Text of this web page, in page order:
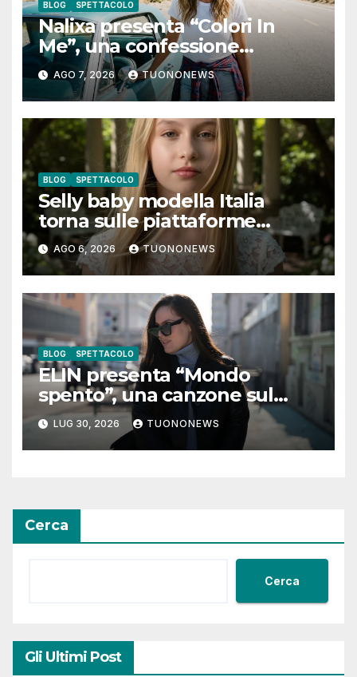
BLOG SPETTACOLO
Nalixa presenta “Colori In
Me”, una confessione
notturna tra identità e libertà
AGO 7, 2026 TUONONEWS
BLOG SPETTACOLO
Selly baby modella Italia
torna sulle piattaforme
digitali con “Luna lei mi
guarda”
AGO 6, 2026 TUONONEWS
BLOG SPETTACOLO
ELIN presenta “Mondo
spento”, una canzone sul
coraggio di lasciare andare i
pensieri negativi
LUG 30, 2026 TUONONEWS
Cerca
Cerca
Gli Ultimi Post